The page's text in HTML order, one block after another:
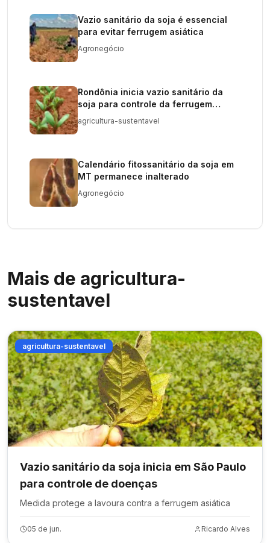
Vazio sanitário da soja é essencial
para evitar ferrugem asiática
Agronegócio
Rondônia inicia vazio sanitário da
soja para controle da ferrugem
asiática
agricultura-sustentavel
Calendário fitossanitário da soja em
MT permanece inalterado
Agronegócio
Mais de agricultura-
sustentavel
agricultura-sustentavel
Vazio sanitário da soja inicia em São Paulo
para controle de doenças
Medida protege a lavoura contra a ferrugem asiática
05 de jun. Ricardo Alves